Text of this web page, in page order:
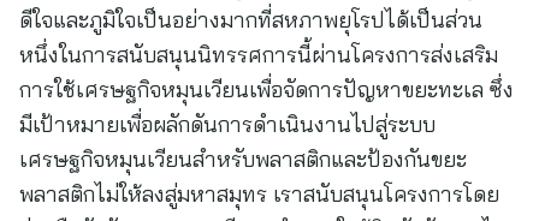
ดีใจและภูมิใจเป็นอย่างมากที่สหภาพยุโรปได้เป็นส่วน
หนึ่งในการสนับสนุนนิทรรศการนี้ผ่านโครงการส่งเสริม
การใช้เศรษฐกิจหมุนเวียนเพื่อจัดการปัญหาขยะทะเล ซึ่ง
มีเป้าหมายเพื่อผลักดันการดำเนินงานไปสู่ระบบ
เศรษฐกิจหมุนเวียนสำหรับพลาสติกและป้องกันขยะ
พลาสติกไม่ให้ลงสู่มหาสมุทร เราสนับสนุนโครงการโดย